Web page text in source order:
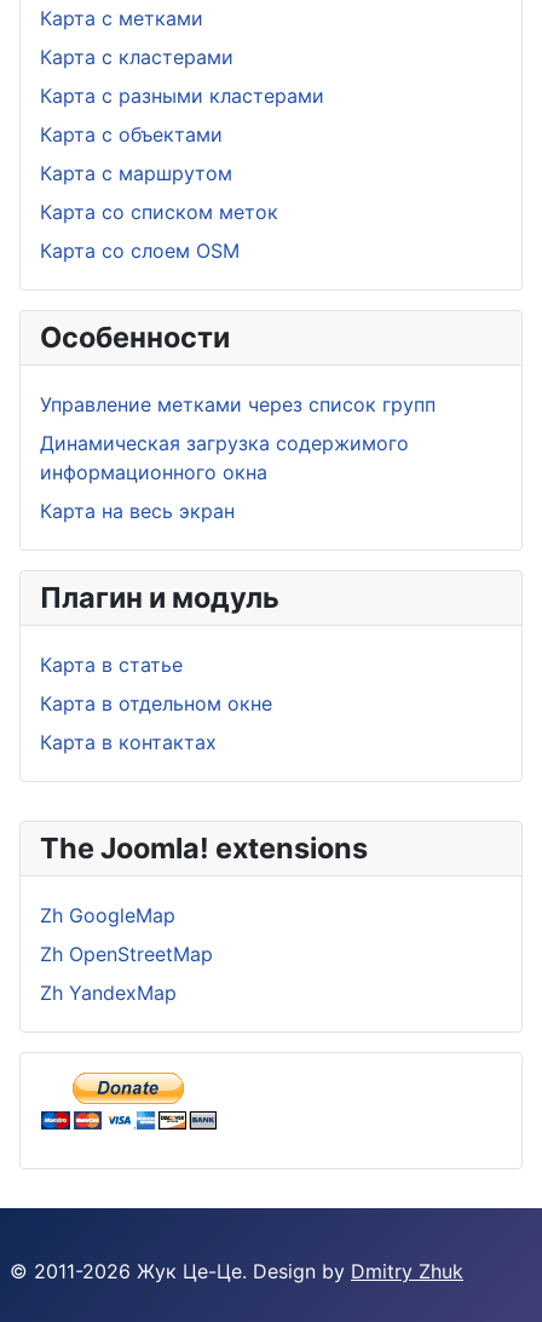
The Joomla! extensions
Zh GoogleMap
Zh OpenStreetMap
Zh YandexMap
Карта с метками
Карта с кластерами
Карта с разными кластерами
Карта с объектами
Карта с маршрутом
Карта со списком меток
Карта со слоем OSM
Особенности
Управление метками через список групп
Динамическая загрузка содержимого
информационного окна
Карта на весь экран
Плагин и модуль
Карта в статье
Карта в отдельном окне
Карта в контактах
© 2011-2026 Жук Це-Це. Design by Dmitry Zhuk